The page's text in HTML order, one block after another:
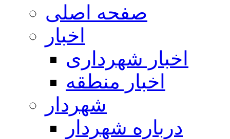
صفحه اصلی
اخبار
اخبار شهرداری
اخبار منطقه
شهردار
درباره شهردار